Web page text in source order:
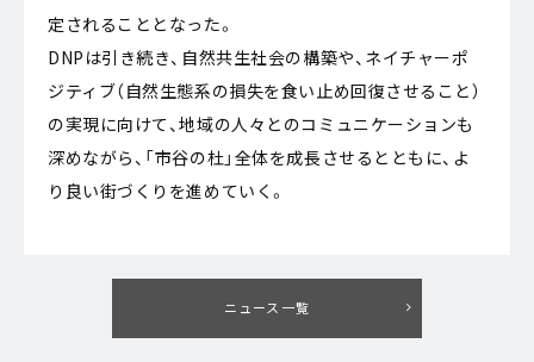
定されることとなった。
DNPは引き続き、自然共生社会の構築や、ネイチャーポ
ジティブ（自然生態系の損失を食い止め回復させること）
の実現に向けて、地域の人々とのコミュニケーションも
深めながら、「市谷の杜」全体を成長させるとともに、よ
り良い街づくりを進めていく。
ニュース一覧